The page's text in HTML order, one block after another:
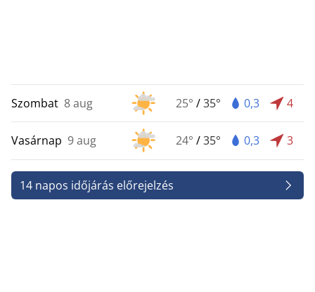
Szombat 8 aug 25° /35° 0,3 4
Vasárnap 9 aug 24° /35° 0,3 3
14 napos időjárás előrejelzés